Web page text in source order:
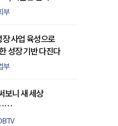
부
사업 육성으로
성장 기반 다진다
부
보니 새 세상
스케어 AI